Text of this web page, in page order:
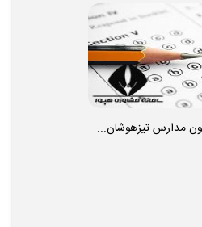
مدارس تیزهوشان...